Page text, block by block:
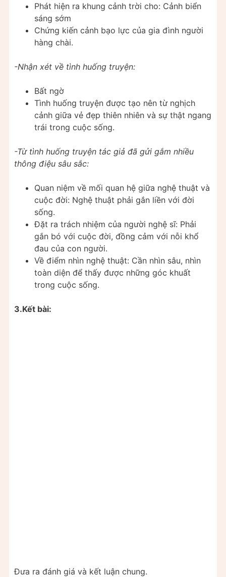
Phát hiện ra khung cảnh trời cho: Cảnh biển
sáng sớm
Chứng kiến cảnh bạo lực của gia đình người
hàng chài.
-Nhận xét về tình huống truyện:
Bất ngờ
Tình huống truyện được tạo nên từ nghịch
cảnh giữa vẻ đẹp thiên nhiên và sự thật ngang
trái trong cuộc sống.
-Từ tình huống truyện tác giả đã gửi gắm nhiều
thông điệu sâu sắc:
Quan niệm về mối quan hệ giữa nghệ thuật và
cuộc đời: Nghệ thuật phải gắn liền với đời
sống.
Đặt ra trách nhiệm của người nghệ sĩ: Phải
gắn bó với cuộc đời, đồng cảm với nỗi khổ
đau của con người.
Về điểm nhìn nghệ thuật: Cần nhìn sâu, nhìn
toàn diện để thấy được những góc khuất
trong cuộc sống.
3.Kết bài:
Đưa ra đánh giá và kết luận chung.